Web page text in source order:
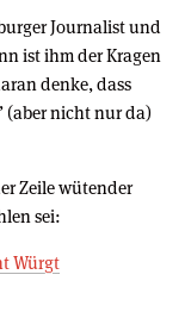
Journalist und
ist ihm der Kragen
denke, dass
(aber nicht nur da)
Zeile wütender
sei:
Würgt